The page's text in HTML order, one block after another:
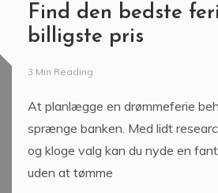
Find den bedste
billigste pris
3 Min Reading
At planlægge en drømmeferie
sprænge banken. Med lidt
og kloge valg kan du nyde en
uden at tømme